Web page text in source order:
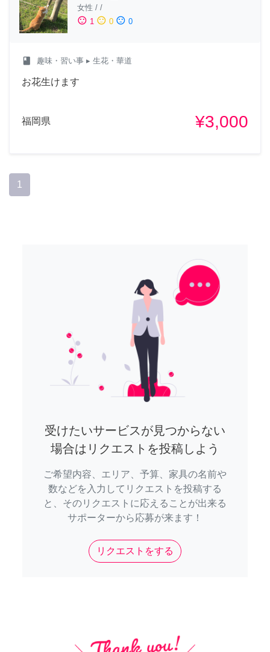
女性 / /
sentiment_satisfied 1 sentiment_neutral 0 sentiment_dissatisfied 0
class 趣味・習い事 ▸ 生花・華道
お花生けます
福岡県 ¥3,000
1
受けたいサービスが見つからない
場合はリクエストを投稿しよう
ご希望内容、エリア、予算、家具の名前や
数などを入力してリクエストを投稿する
と、そのリクエストに応えることが出来る
サポーターから応募が来ます！
リクエストをする